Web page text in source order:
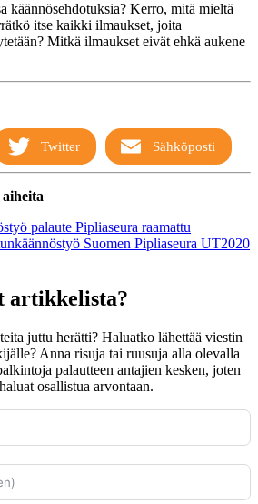
käännösehdotuksia? Kerro, mitä mieltä
itse kaikki ilmaukset, joita
Mitkä ilmaukset eivät ehkä aukene
Twitter Sähköposti
palaute Pipliaseura raamattu
Suomen Pipliaseura UT2020
artikkelista?
juttu herätti? Haluatko lähettää viestin
Anna risuja tai ruusuja alla olevalla
palautteen antajien kesken, joten
osallistua arvontaan.